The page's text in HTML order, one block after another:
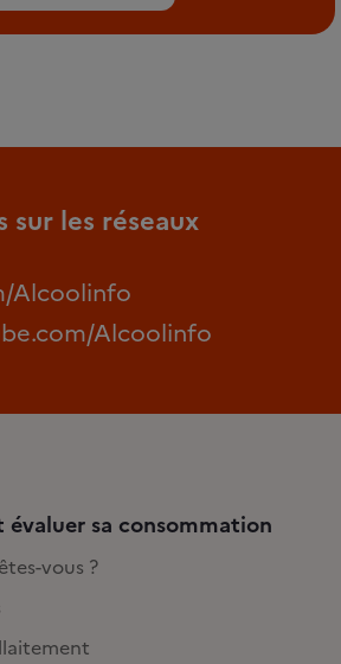
sur les réseaux
Alcoolinfo
Alcoolinfo
sa consommation
vous ?